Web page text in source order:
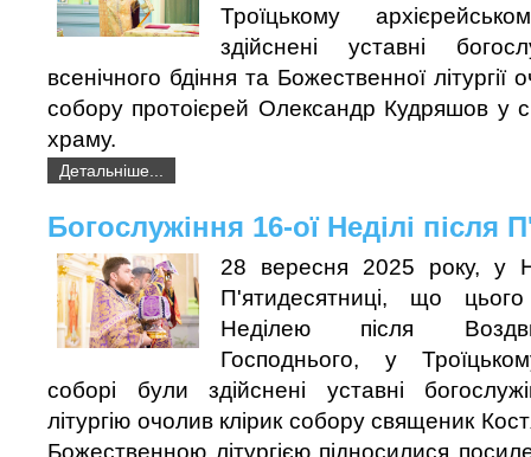
Троїцькому
здійснені уставні
всенічного бдіння та Божественної
собору протоієрей Олександр Кудряшов у
храму.
Детальніше...
Богослужіння 16-ої Неділі після
28 вересня 2025 року, у
П'ятидесятниці, що
Неділею після
Господнього, у
соборі були здійснені уставні
літургію очолив клірик собору священик
Божественною літургією підносилися